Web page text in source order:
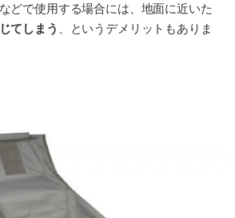
どで使用する場合には、地面に近いた
てしまう
、というデメリットもありま